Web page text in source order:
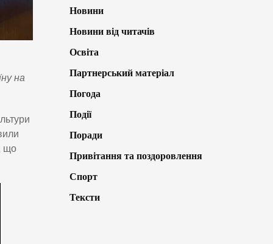
на
що
Новини
Новини від читачів
Освіта
Партнерський матеріал
Погода
Події
Поради
Привітання та поздоровлення
Спорт
Тексти